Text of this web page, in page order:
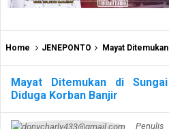
Home JENEPONTO Mayat Ditemukan di
Mayat Ditemukan di
Diduga Korban Banjir
Penulis